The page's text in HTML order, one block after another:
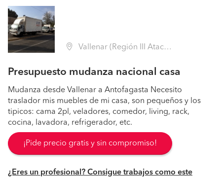
Vallenar (Región III Atacama - Huasco)
Presupuesto mudanza nacional casa
Mudanza desde Vallenar a Antofagasta Necesito
traslador mis muebles de mi casa, son pequeños y los
tipicos: cama 2pl, veladores, comedor, living, rack,
cocina, lavadora, refrigerador, etc.
¡Pide precio gratis y sin compromiso!
¿Eres un profesional? Consigue trabajos como este